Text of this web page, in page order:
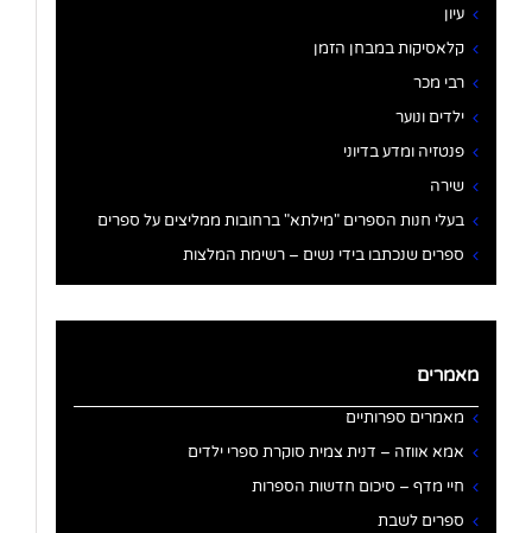
עיון
קלאסיקות במבחן הזמן
רבי מכר
ילדים ונוער
פנטזיה ומדע בדיוני
שירה
בעלי חנות הספרים "מילתא" ברחובות ממליצים על ספרים
ספרים שנכתבו בידי נשים – רשימת המלצות
מאמרים
מאמרים ספרותיים
אמא אווזה – דנית צמית סוקרת ספרי ילדים
חיי מדף – סיכום חדשות הספרות
ספרים לשבת